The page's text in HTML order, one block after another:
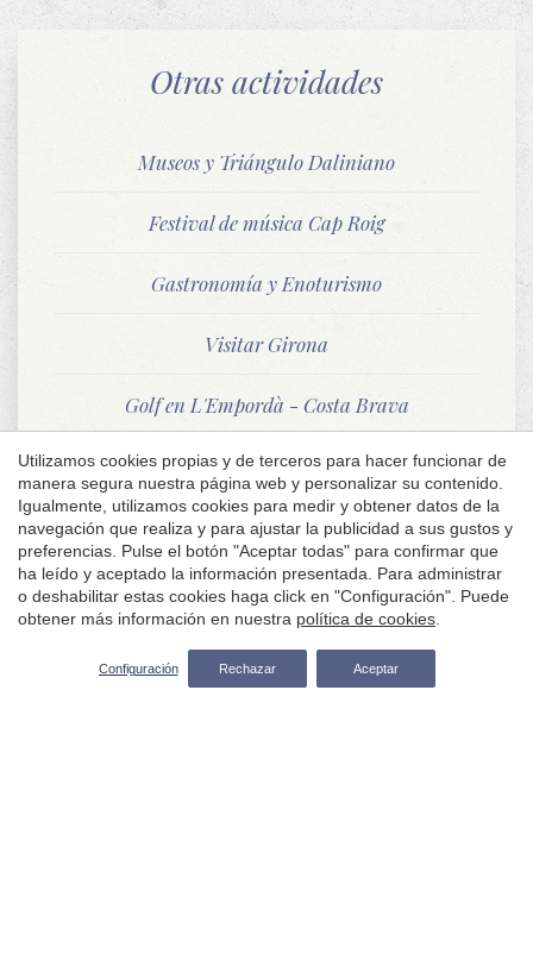
Otras actividades
Museos y Triángulo Daliniano
Festival de música Cap Roig
Gastronomía y Enoturismo
Visitar Girona
Golf en L'Empordà - Costa Brava
Playas, calas y parques naturales
El Palau de Casavells
Parques naturales
Patrimonio histórico
Utilizamos cookies propias y de terceros para hacer funcionar de
manera segura nuestra página web y personalizar su contenido.
Igualmente, utilizamos cookies para medir y obtener datos de la
navegación que realiza y para ajustar la publicidad a sus gustos y
preferencias. Pulse el botón "Aceptar todas" para confirmar que
ha leído y aceptado la información presentada. Para administrar
o deshabilitar estas cookies haga click en "Configuración". Puede
obtener más información en nuestra política de cookies.
Configuración Rechazar Aceptar
Guardar configuración Aceptar todas